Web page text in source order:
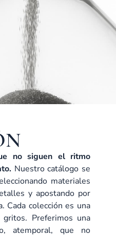
no siguen el ritmo
Nuestro catálogo se
materiales
y apostando por
Cada colección es una
gritos. Preferimos una
atemporal, que no